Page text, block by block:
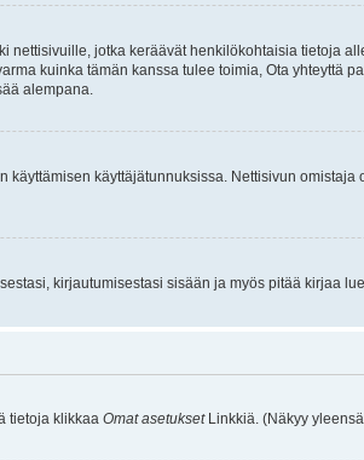
nettisivuille, jotka keräävät henkilökohtaisia tietoja
kuinka tämän kanssa tulee toimia, Ota yhteyttä
alempana.
käyttäjätunnuksissa. Nettisivun
kirjautumisestasi sisään ja myös pitää kirjaa
tietoja klikkaa Omat asetuksetLinkkiä. (Näkyy